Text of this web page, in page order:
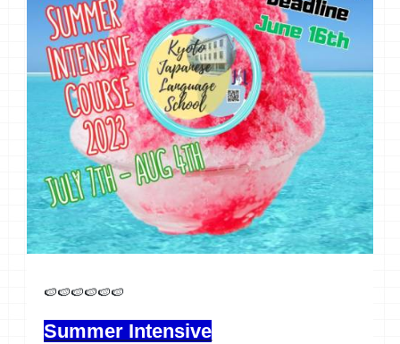
🍉🍉🍉🍉🍉🍉
Summer Intensive